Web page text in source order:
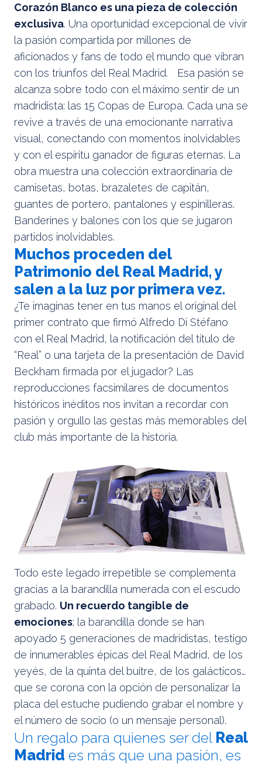
Corazón Blanco es una pieza de colección
exclusiva. Una oportunidad excepcional de vivir
la pasión compartida por millones de
aficionados y fans de todo el mundo que vibran
con los triunfos del Real Madrid. Esa pasión se
alcanza sobre todo con el máximo sentir de un
madridista: las 15 Copas de Europa. Cada una se
revive a través de una emocionante narrativa
visual, conectando con momentos inolvidables
y con el espíritu ganador de figuras eternas. La
obra muestra una colección extraordinaria de
camisetas, botas, brazaletes de capitán,
guantes de portero, pantalones y espinilleras.
Banderines y balones con los que se jugaron
partidos inolvidables.
Muchos proceden del
Patrimonio del Real Madrid, y
salen a la luz por primera vez.
¿Te imaginas tener en tus manos el original del
primer contrato que firmó Alfredo Di Stéfano
con el Real Madrid, la notificación del título de
“Real” o una tarjeta de la presentación de David
Beckham firmada por el jugador? Las
reproducciones facsimilares de documentos
históricos inéditos nos invitan a recordar con
pasión y orgullo las gestas más memorables del
club más importante de la historia.
Todo este legado irrepetible se complementa
gracias a la barandilla numerada con el escudo
grabado. Un recuerdo tangible de
emociones; la barandilla donde se han
apoyado 5 generaciones de madridistas, testigo
de innumerables épicas del Real Madrid, de los
yeyés, de la quinta del buitre, de los galácticos…
que se corona con la opción de personalizar la
placa del estuche pudiendo grabar el nombre y
el número de socio (o un mensaje personal).
Un regalo para quienes ser del Real
Madrid es más que una pasión, es